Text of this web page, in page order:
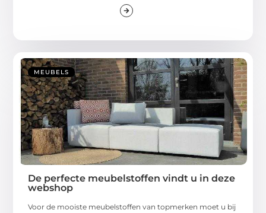
MEUBELS
De perfecte meubelstoffen vindt u in deze
webshop
Voor de mooiste meubelstoffen van topmerken moet u bij